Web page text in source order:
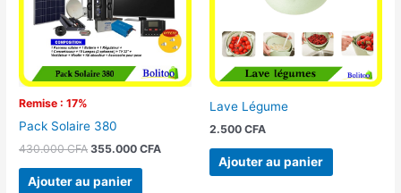
Remise : 17%
Pack Solaire 380
430.000CFA 355.000CFA
Ajouter au panier
Lave Légume
2.500 CFA
Ajouter au panier